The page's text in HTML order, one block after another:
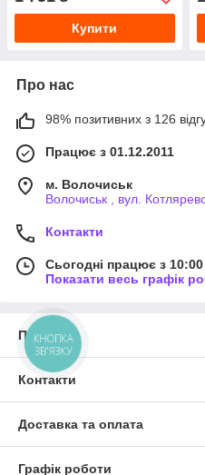
Купити
Про нас
98% позитивних з 126
Працює з 01.12.2011
м. Волочиськ
Волочиськ , вул.
Контакти
Сьогодні працює з
Показати весь графік
Про нас
Контакти
Доставка та оплата
Графік роботи
КНОПКА
ЗВ'ЯЗКУ